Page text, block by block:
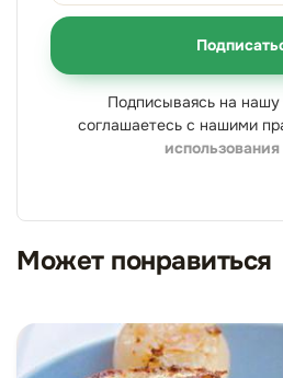
Подписываясь на
соглашаетесь с нашими
использования
Может понравиться